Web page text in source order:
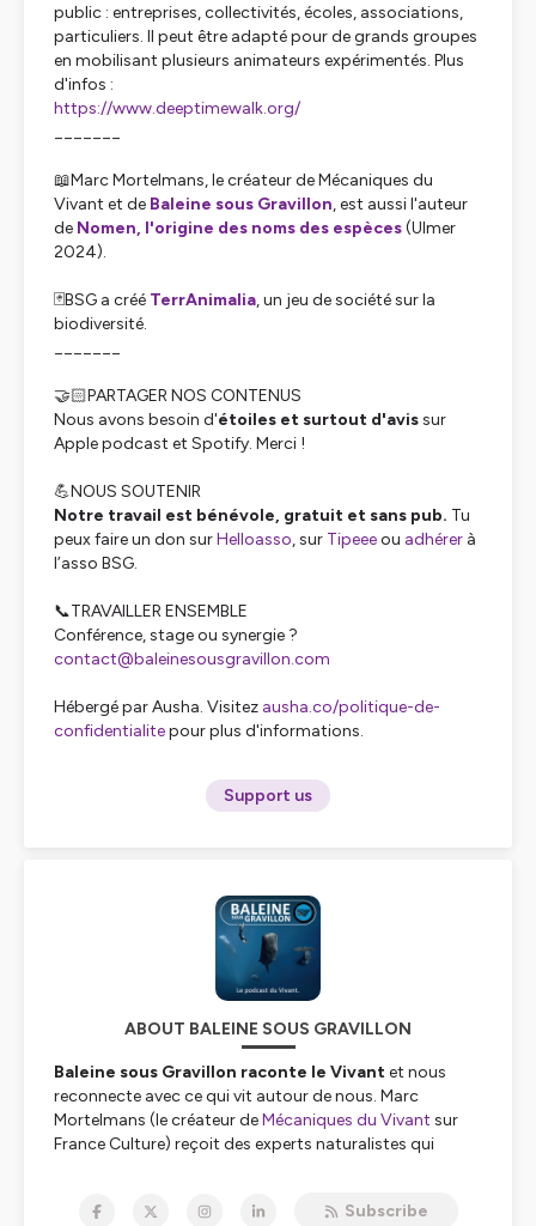
public : entreprises, collectivités, écoles, associations,
particuliers. Il peut être adapté pour de grands groupes
en mobilisant plusieurs animateurs expérimentés. Plus
d'infos :
https://www.deeptimewalk.org/
📖Marc Mortelmans, le créateur de Mécaniques du
Vivant et de Baleine sous Gravillon, est aussi l'auteur
de Nomen, l'origine des noms des espèces(Ulmer
2024).
🃏BSG a créé TerrAnimalia, un jeu de société sur la
biodiversité.
🤝🏻PARTAGER NOS CONTENUS
Nous avons besoin d'étoiles et surtout d'avissur
Apple podcast et Spotify. Merci !
💪NOUS SOUTENIR
Notre travail est bénévole, gratuit et sans pub. Tu
peux faire un don surHelloasso, sur Tipeeeou adhérer à
l’asso BSG.
📞TRAVAILLER ENSEMBLE
Conférence, stage ou synergie ?
contact@baleinesousgravillon.com
Hébergé par Ausha. Visitez ausha.co/politique-de-
confidentialitepour plus d'informations.
Support us
ABOUT BALEINE SOUS GRAVILLON
Baleine sous Gravillon raconte le Vivantet nous
reconnecte avec ce qui vit autour de nous. Marc
Mortelmans (le créateur deMécaniques du Vivant sur
France Culture) reçoit des experts naturalistes qui
Subscribe